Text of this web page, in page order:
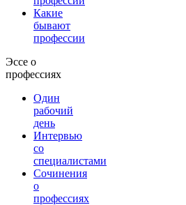
Какие
бывают
профессии
Эссе о
профессиях
Один
рабочий
день
Интервью
со
специалистами
Сочинения
о
профессиях